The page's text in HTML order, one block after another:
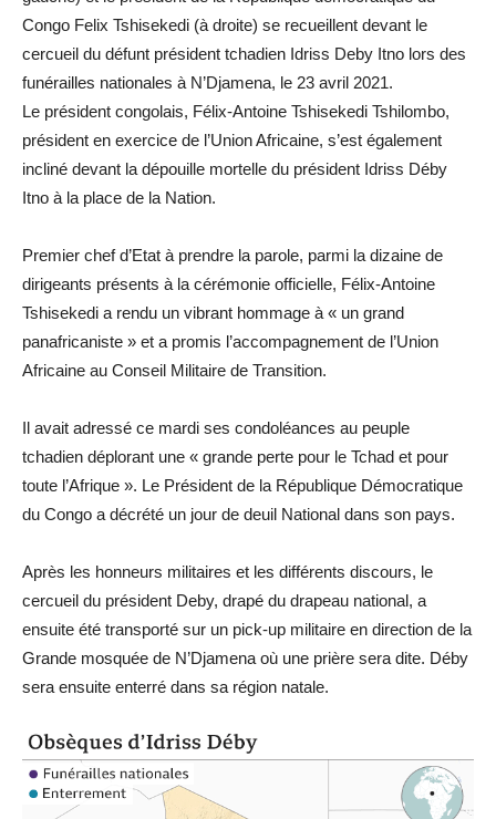
Congo Felix Tshisekedi (à droite) se recueillent devant le
cercueil du défunt président tchadien Idriss Deby Itno lors des
funérailles nationales à N’Djamena, le 23 avril 2021.
Le président congolais, Félix-Antoine Tshisekedi Tshilombo,
président en exercice de l’Union Africaine, s’est également
incliné devant la dépouille mortelle du président Idriss Déby
Itno à la place de la Nation.
Premier chef d’Etat à prendre la parole, parmi la dizaine de
dirigeants présents à la cérémonie officielle, Félix-Antoine
Tshisekedi a rendu un vibrant hommage à « un grand
panafricaniste » et a promis l’accompagnement de l’Union
Africaine au Conseil Militaire de Transition.
Il avait adressé ce mardi ses condoléances au peuple
tchadien déplorant une « grande perte pour le Tchad et pour
toute l’Afrique ». Le Président de la République Démocratique
du Congo a décrété un jour de deuil National dans son pays.
Après les honneurs militaires et les différents discours, le
cercueil du président Deby, drapé du drapeau national, a
ensuite été transporté sur un pick-up militaire en direction de la
Grande mosquée de N’Djamena où une prière sera dite. Déby
sera ensuite enterré dans sa région natale.